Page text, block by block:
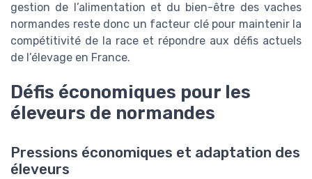
gestion de l’alimentation et du bien-être des vaches
normandes reste donc un facteur clé pour maintenir la
compétitivité de la race et répondre aux défis actuels
de l’élevage en France.
Défis économiques pour les
éleveurs de normandes
Pressions économiques et adaptation des
éleveurs